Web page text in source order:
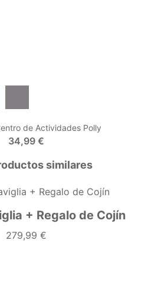
de Actividades Polly
34,99 €
similares
+ Regalo de Cojín
279,99 €